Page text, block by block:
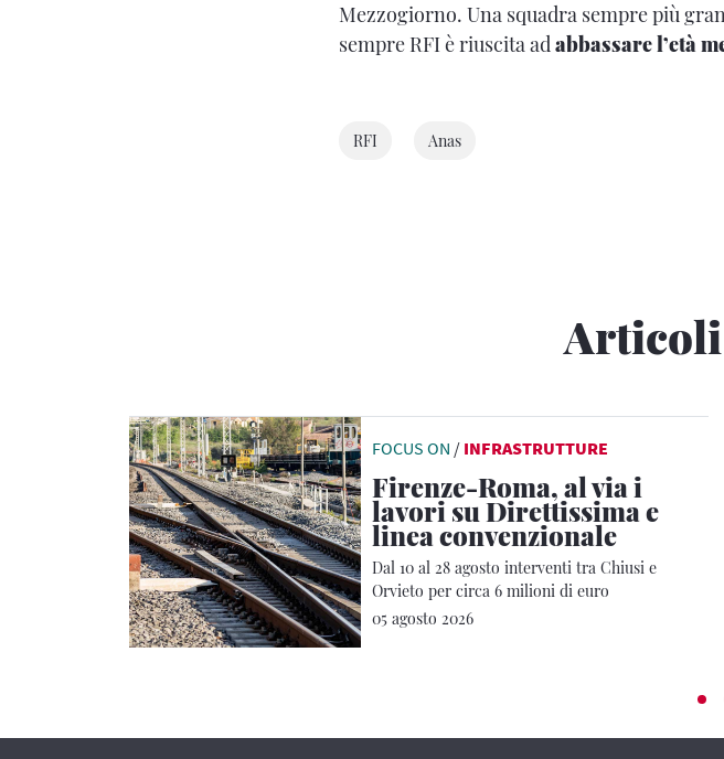
Mezzogiorno. Una squadra sempre più
sempre RFI è riuscita adabbassare l’età
RFI Anas
FOCUS ON / INFRASTRUTTURE
Firenze-Roma, al via i
lavori su Direttissima e
linea convenzionale
Dal 10 al 28 agosto interventi tra Chiusi e
Orvieto per circa 6 milioni di euro
05 agosto 2026